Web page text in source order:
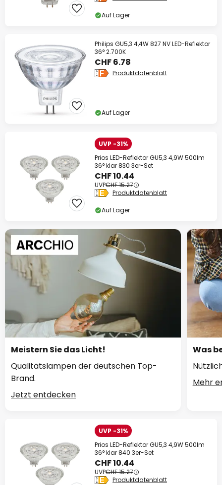
Auf Lager
Philips GU5,3 4,4W 827 NV LED-Reflektor
36° 2.700K
CHF 6.78
Produktdatenblatt
Auf Lager
UVP -31%
Prios LED-Reflektor GU5,3 4,9W 500lm
36° klar 830 3er-Set
CHF 10.44
UVPCHF 15.27
Produktdatenblatt
Auf Lager
Meistern Sie das Licht!
Qualitätslampen der deutschen Top-
Brand.
Jetzt entdecken
Was
Mehr
UVP -31%
Prios LED-Reflektor GU5,3 4,9W 500lm
36° klar 840 3er-Set
CHF 10.44
UVPCHF 15.27
Produktdatenblatt